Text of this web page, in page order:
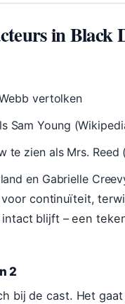
in Black
vertolken
Sam Young
te zien als Mrs. Reed
en Gabrielle
continuïteit,
blijft – een
2
bij de cast. Het